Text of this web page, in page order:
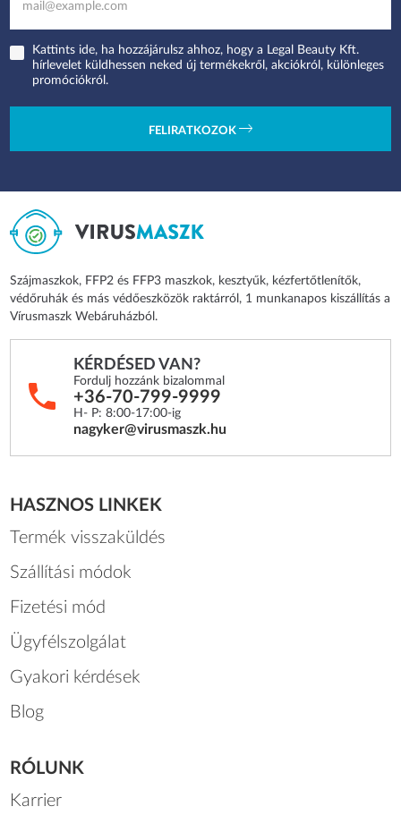
Kattints ide, ha hozzájárulsz ahhoz, hogy a Legal Beauty Kft.
hírlevelet küldhessen neked új termékekről, akciókról, különleges
promóciókról.
FELIRATKOZOK
Szájmaszkok, FFP2 és FFP3 maszkok, kesztyűk, kézfertőtlenítők,
védőruhák és más védőeszközök raktárról, 1 munkanapos kiszállítás a
Vírusmaszk Webáruházból.
KÉRDÉSED VAN?
Fordulj hozzánk bizalommal
+36-70-799-9999
H- P: 8:00-17:00-ig
nagyker@virusmaszk.hu
HASZNOS LINKEK
Termék visszaküldés
Szállítási módok
Fizetési mód
Ügyfélszolgálat
Gyakori kérdések
Blog
RÓLUNK
Karrier